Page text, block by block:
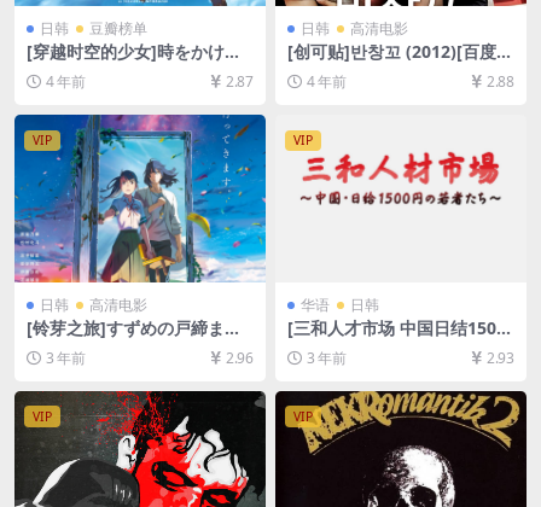
日韩 豆瓣榜单
[穿越时空的少女]時をかける
少女 (2006)[百度网盘+迅雷云
盘资源1080P超清未删减][MP
4/5.6GB][日语中字]
4 年前 2.87
日韩 高清电影
[创可贴]반창꼬 (2012)[百度网
盘+迅雷云盘资源1080P超清
未删减][MP4/6.59GB][韩语中
4 年前 2.88
VIP
日韩 高清电影
[铃芽之旅]すずめの戸締まり
(2022)[百度网盘+迅雷云盘资
源1080P超清未删减][MP4/7
GB][日语中字]
3 年前 2.96
VIP
华语 日韩
[三和人才市场 中国日结1500
日元的年轻人们](2018)[百度
网盘+夸克网盘720P高清资源]
[网盘在线播放/下载][MP4/1.
5GB][中文字幕][视频文件+防
和谐加密压缩包]
3 年前 2.93
VIP VIP